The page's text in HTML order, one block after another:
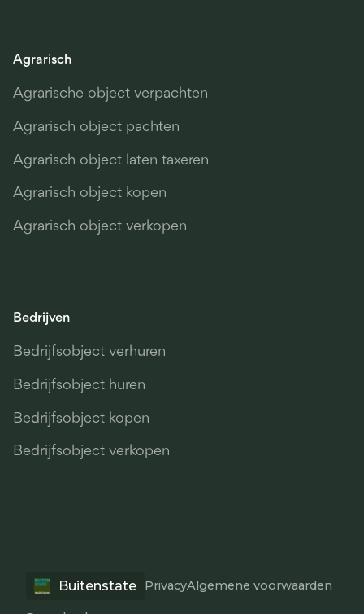
Agrarisch
Agrarische object verpachten
Agrarisch object pachten
Agrarisch object laten taxeren
Agrarisch object kopen
Agrarisch object verkopen
Bedrijven
Bedrijfsobject verhuren
Bedrijfsobject huren
Bedrijfsobject kopen
Bedrijfsobject verkopen
Buitenstate PrivacyAlgemene voorwaarden